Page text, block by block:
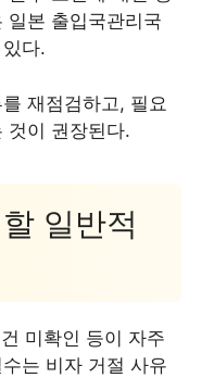
일본 출입국관리국
다.
재점검하고, 필요
것이 권장된다.
일반적
미확인 등이 자주
는 비자 거절 사유